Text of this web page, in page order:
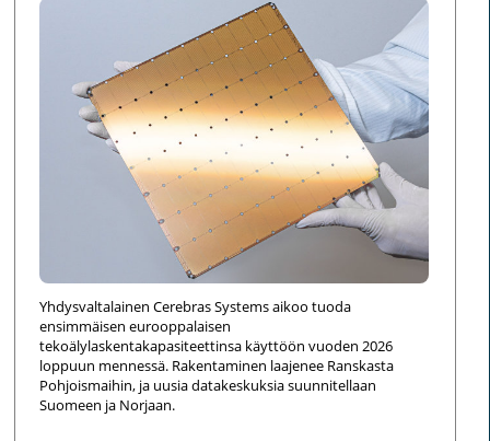
Yhdysvaltalainen Cerebras Systems aikoo tuoda
ensimmäisen eurooppalaisen
tekoälylaskentakapasiteettinsa käyttöön vuoden 2026
loppuun mennessä. Rakentaminen laajenee Ranskasta
Pohjoismaihin, ja uusia datakeskuksia suunnitellaan
Suomeen ja Norjaan.